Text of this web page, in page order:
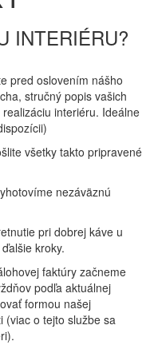
INTERIÉRU?
pred oslovením nášho
stručný popis vašich
interiéru. Ideálne
všetky takto pripravené
nezáväznú
pri dobrej káve u
kroky.
faktúry začneme
podľa aktuálnej
formou našej
(viac o tejto službe sa